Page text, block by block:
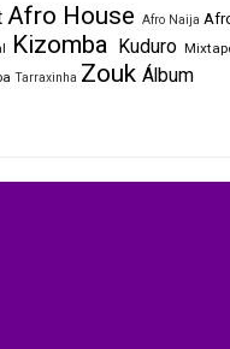
Afro House Afro Naija
Kizomba Kuduro
Tarraxinha Zouk Álbum